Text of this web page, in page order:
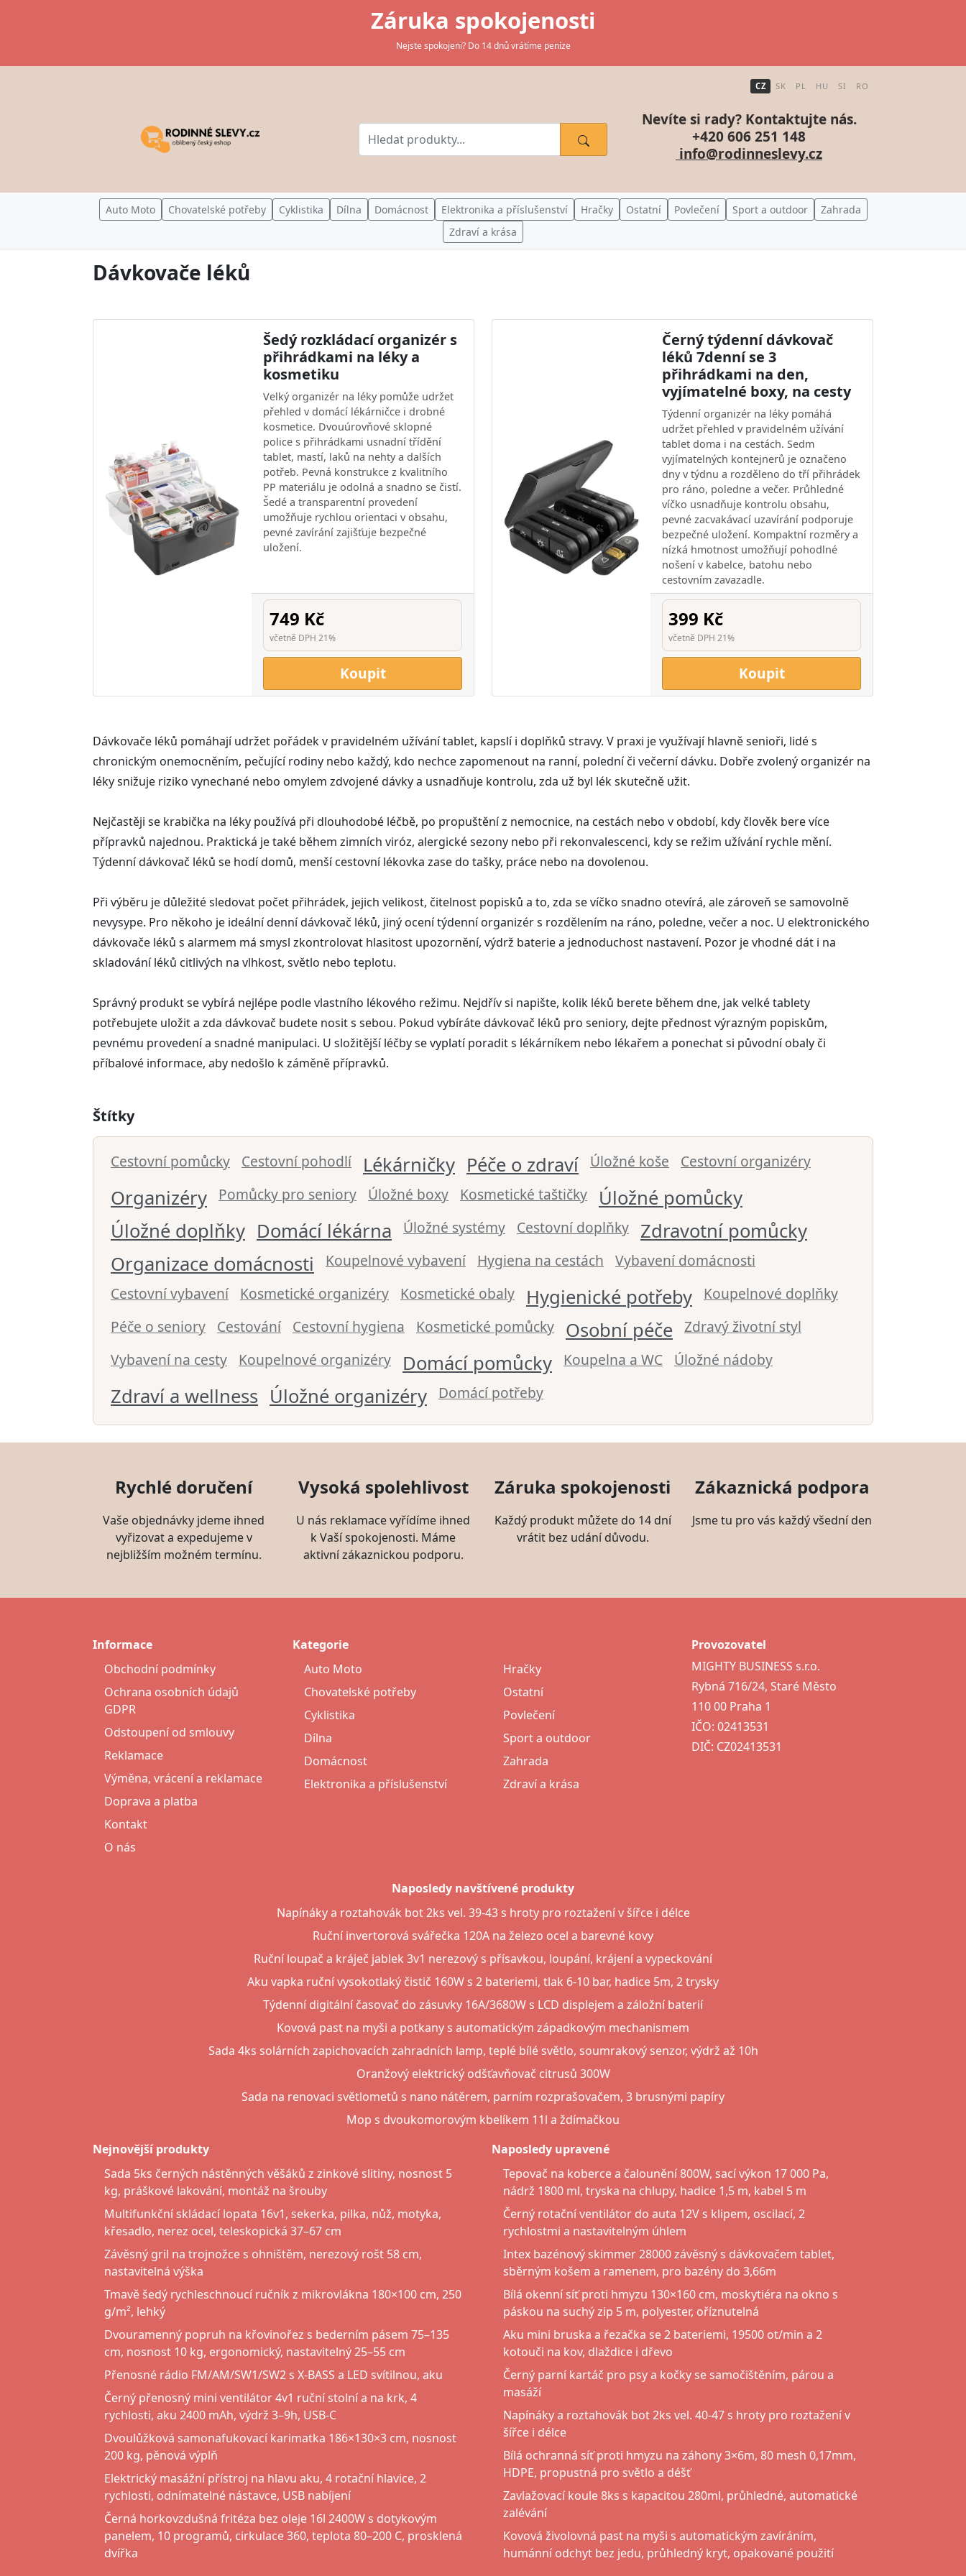
Záruka spokojenosti
Nejste spokojeni? Do 14 dnů vrátíme peníze
CZ SK PL HU SI RO
Nevíte si rady? Kontaktujte nás.
+420 606 251 148
info@rodinneslevy.cz
Auto Moto Chovatelské potřeby Cyklistika Dílna Domácnost Elektronika a příslušenství Hračky Ostatní Povlečení Sport a outdoor
Zahrada
Zdraví a krása
Dávkovače léků
Šedý rozkládací organizér s
přihrádkami na léky a
kosmetiku
Velký organizér na léky pomůže udržet
přehled v domácí lékárničce i drobné
kosmetice. Dvouúrovňové sklopné
police s přihrádkami usnadní třídění
tablet, mastí, laků na nehty a dalších
potřeb. Pevná konstrukce z kvalitního
PP materiálu je odolná a snadno se čistí.
Šedé a transparentní provedení
umožňuje rychlou orientaci v obsahu,
pevné zavírání zajišťuje bezpečné
uložení.
749 Kč
včetně DPH 21%
Koupit
Černý týdenní dávkovač
léků 7denní se 3
přihrádkami na den,
vyjímatelné boxy, na cesty
Týdenní organizér na léky pomáhá
udržet přehled v pravidelném užívání
tablet doma i na cestách. Sedm
vyjímatelných kontejnerů je označeno
dny v týdnu a rozděleno do tří přihrádek
pro ráno, poledne a večer. Průhledné
víčko usnadňuje kontrolu obsahu,
pevné zacvakávací uzavírání podporuje
bezpečné uložení. Kompaktní rozměry a
nízká hmotnost umožňují pohodlné
nošení v kabelce, batohu nebo
cestovním zavazadle.
399 Kč
včetně DPH 21%
Koupit
Dávkovače léků pomáhají udržet pořádek v pravidelném užívání tablet, kapslí i doplňků stravy. V praxi je využívají hlavně senioři, lidé s
chronickým onemocněním, pečující rodiny nebo každý, kdo nechce zapomenout na ranní, polední či večerní dávku. Dobře zvolený organizér na
léky snižuje riziko vynechané nebo omylem zdvojené dávky a usnadňuje kontrolu, zda už byl lék skutečně užit.
Nejčastěji se krabička na léky používá při dlouhodobé léčbě, po propuštění z nemocnice, na cestách nebo v období, kdy člověk bere více
přípravků najednou. Praktická je také během zimních viróz, alergické sezony nebo při rekonvalescenci, kdy se režim užívání rychle mění.
Týdenní dávkovač léků se hodí domů, menší cestovní lékovka zase do tašky, práce nebo na dovolenou.
Při výběru je důležité sledovat počet přihrádek, jejich velikost, čitelnost popisků a to, zda se víčko snadno otevírá, ale zároveň se samovolně
nevysype. Pro někoho je ideální denní dávkovač léků, jiný ocení týdenní organizér s rozdělením na ráno, poledne, večer a noc. U elektronického
dávkovače léků s alarmem má smysl zkontrolovat hlasitost upozornění, výdrž baterie a jednoduchost nastavení. Pozor je vhodné dát i na
skladování léků citlivých na vlhkost, světlo nebo teplotu.
Správný produkt se vybírá nejlépe podle vlastního lékového režimu. Nejdřív si napište, kolik léků berete během dne, jak velké tablety
potřebujete uložit a zda dávkovač budete nosit s sebou. Pokud vybíráte dávkovač léků pro seniory, dejte přednost výrazným popiskům,
pevnému provedení a snadné manipulaci. U složitější léčby se vyplatí poradit s lékárníkem nebo lékařem a ponechat si původní obaly či
příbalové informace, aby nedošlo k záměně přípravků.
Štítky
Cestovní pomůcky Cestovní pohodlí Lékárničky Péče o zdraví Úložné koše Cestovní organizéry
Organizéry Pomůcky pro seniory Úložné boxy Kosmetické taštičky
Úložné pomůcky
Úložné doplňky Domácí lékárna Úložné systémy Cestovní doplňky
Zdravotní pomůcky
Organizace domácnosti
Koupelnové vybavení Hygiena na cestách
Vybavení domácnosti
Cestovní vybavení
Kosmetické organizéry Kosmetické obaly Hygienické potřeby
Koupelnové doplňky
Péče o seniory
Cestování Cestovní hygiena Kosmetické pomůcky Osobní péče
Zdravý životní styl
Vybavení na cesty
Koupelnové organizéry Domácí pomůcky Koupelna a WC Úložné nádoby
Zdraví a wellness Úložné organizéry Domácí potřeby
Rychlé doručení
Vaše objednávky jdeme ihned
vyřizovat a expedujeme v
nejbližším možném termínu.
Vysoká spolehlivost
U nás reklamace vyřídíme ihned
k Vaší spokojenosti. Máme
aktivní zákaznickou podporu.
Záruka spokojenosti
Každý produkt můžete do 14 dní
vrátit bez udání důvodu.
Zákaznická podpora
Jsme tu pro vás každý všední den
Informace
Obchodní podmínky
Ochrana osobních údajů
GDPR
Odstoupení od smlouvy
Reklamace
Výměna, vrácení a reklamace
Doprava a platba
Kontakt
O nás
Kategorie
Auto Moto
Chovatelské potřeby
Cyklistika
Dílna
Domácnost
Elektronika a příslušenství
Hračky
Ostatní
Povlečení
Sport a outdoor
Zahrada
Zdraví a krása
Provozovatel
MIGHTY BUSINESS s.r.o.
Rybná 716/24, Staré Město
110 00 Praha 1
IČO: 02413531
DIČ: CZ02413531
Naposledy navštívené produkty
Napínáky a roztahovák bot 2ks vel. 39-43 s hroty pro roztažení v šířce i délce
Ruční invertorová svářečka 120A na železo ocel a barevné kovy
Ruční loupač a kráječ jablek 3v1 nerezový s přísavkou, loupání, krájení a vypeckování
Aku vapka ruční vysokotlaký čistič 160W s 2 bateriemi, tlak 6-10 bar, hadice 5m, 2 trysky
Týdenní digitální časovač do zásuvky 16A/3680W s LCD displejem a záložní baterií
Kovová past na myši a potkany s automatickým západkovým mechanismem
Sada 4ks solárních zapichovacích zahradních lamp, teplé bílé světlo, soumrakový senzor, výdrž až 10h
Oranžový elektrický odšťavňovač citrusů 300W
Sada na renovaci světlometů s nano nátěrem, parním rozprašovačem, 3 brusnými papíry
Mop s dvoukomorovým kbelíkem 11l a ždímačkou
Nejnovější produkty
Sada 5ks černých nástěnných věšáků z zinkové slitiny, nosnost 5
kg, práškové lakování, montáž na šrouby
Multifunkční skládací lopata 16v1, sekerka, pilka, nůž, motyka,
křesadlo, nerez ocel, teleskopická 37–67 cm
Závěsný gril na trojnožce s ohništěm, nerezový rošt 58 cm,
nastavitelná výška
Tmavě šedý rychleschnoucí ručník z mikrovlákna 180×100 cm, 250
g/m², lehký
Dvouramenný popruh na křovinořez s bederním pásem 75–135
cm, nosnost 10 kg, ergonomický, nastavitelný 25–55 cm
Přenosné rádio FM/AM/SW1/SW2 s X-BASS a LED svítilnou, aku
Černý přenosný mini ventilátor 4v1 ruční stolní a na krk, 4
rychlosti, aku 2400 mAh, výdrž 3–9h, USB-C
Dvoulůžková samonafukovací karimatka 186×130×3 cm, nosnost
200 kg, pěnová výplň
Elektrický masážní přístroj na hlavu aku, 4 rotační hlavice, 2
rychlosti, odnímatelné nástavce, USB nabíjení
Černá horkovzdušná fritéza bez oleje 16l 2400W s dotykovým
panelem, 10 programů, cirkulace 360, teplota 80–200 C, prosklená
dvířka
Naposledy upravené
Tepovač na koberce a čalounění 800W, sací výkon 17 000 Pa,
nádrž 1800 ml, tryska na chlupy, hadice 1,5 m, kabel 5 m
Černý rotační ventilátor do auta 12V s klipem, oscilací, 2
rychlostmi a nastavitelným úhlem
Intex bazénový skimmer 28000 závěsný s dávkovačem tablet,
sběrným košem a ramenem, pro bazény do 3,66m
Bílá okenní síť proti hmyzu 130×160 cm, moskytiéra na okno s
páskou na suchý zip 5 m, polyester, oříznutelná
Aku mini bruska a řezačka se 2 bateriemi, 19500 ot/min a 2
kotouči na kov, dlaždice i dřevo
Černý parní kartáč pro psy a kočky se samočištěním, párou a
masáží
Napínáky a roztahovák bot 2ks vel. 40-47 s hroty pro roztažení v
šířce i délce
Bílá ochranná síť proti hmyzu na záhony 3×6m, 80 mesh 0,17mm,
HDPE, propustná pro světlo a déšť
Zavlažovací koule 8ks s kapacitou 280ml, průhledné, automatické
zalévání
Kovová živolovná past na myši s automatickým zavíráním,
humánní odchyt bez jedu, průhledný kryt, opakované použití